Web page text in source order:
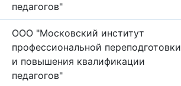
педагогов"
ООО "Московский институт
профессиональной переподготовки
и повышения квалификации
педагогов"